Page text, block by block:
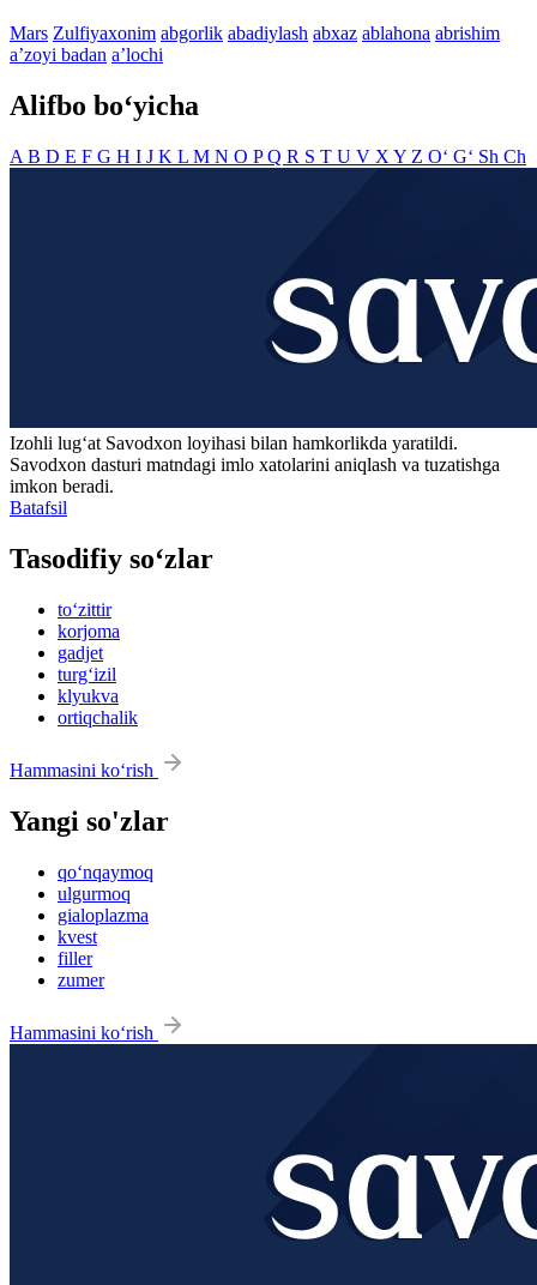
Mars Zulfiyaxonim abgorlik abadiylash abxaz ablahona abrishim
aʼzoyi badan aʼlochi
Alifbo bo‘yicha
A B D E F G H I J K L M N O PQ R S T U V X Y Z O‘ G‘ Sh Ch
Izohli lugʻat Savodxon loyihasi bilan hamkorlikda yaratildi.
Savodxon dasturi matndagi imlo xatolarini aniqlash va tuzatishga
imkon beradi.
Batafsil
Tasodifiy so‘zlar
to‘zittir
korjoma
gadjet
turg‘izil
klyukva
ortiqchalik
Hammasini ko‘rish
Yangi so'zlar
qo‘nqaymoq
ulgurmoq
gialoplazma
kvest
filler
zumer
Hammasini ko‘rish